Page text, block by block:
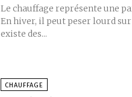
Le chauffage représente une
En hiver, il peut peser lourd
existe des...
CHAUFFAGE